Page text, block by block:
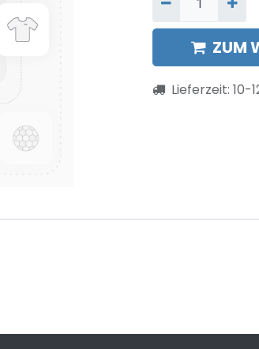
ZUM
Lieferzeit: 10-